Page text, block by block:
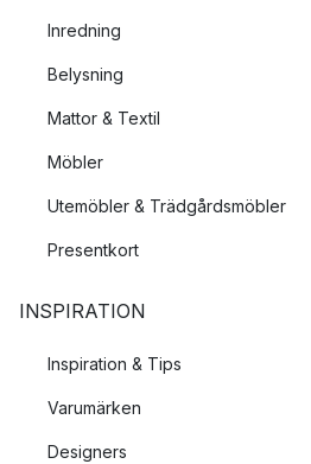
Inredning
Belysning
Mattor & Textil
Möbler
Utemöbler & Trädgårdsmöbler
Presentkort
INSPIRATION
Inspiration & Tips
Varumärken
Designers